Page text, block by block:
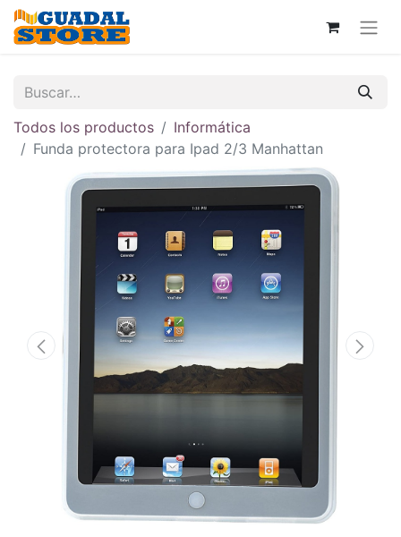
Todos los productos
Informática
Funda protectora para Ipad 2/3 Manhattan